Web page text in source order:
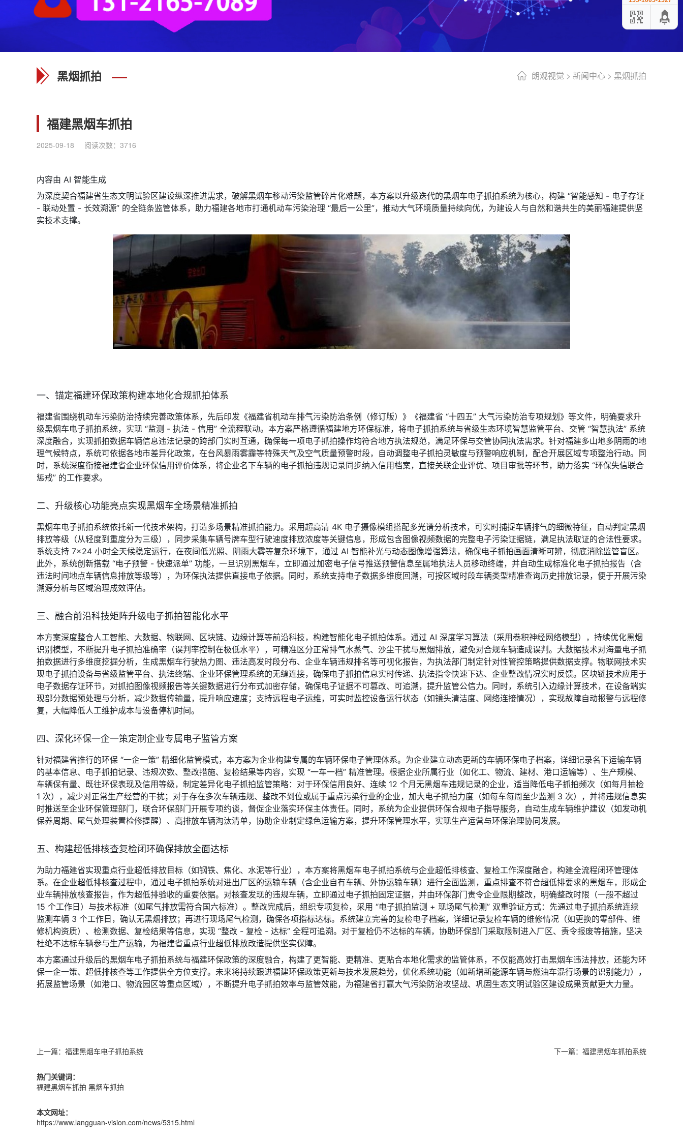
朗观视觉 > 新闻中心 > 黑烟抓拍
黑烟抓拍
福建黑烟车抓拍
2025-09-18 阅读次数： 3716
内容由 AI 智能生成
为深度契合福建省生态文明试验区建设纵深推进需求，破解黑烟车移动污染监管碎片化难题，本方案以升级迭代的黑烟车电子抓拍系统为核心，构建 “智能感知 - 电子存证
- 联动处置 - 长效溯源” 的全链条监管体系，助力福建各地市打通机动车污染治理 “最后一公里”，推动大气环境质量持续向优，为建设人与自然和谐共生的美丽福建提供坚
实技术支撑。
一、锚定福建环保政策构建本地化合规抓拍体系
福建省围绕机动车污染防治持续完善政策体系，先后印发《福建省机动车排气污染防治条例（修订版）》《福建省 “十四五” 大气污染防治专项规划》等文件，明确要求升
级黑烟车电子抓拍系统，实现 “监测 - 执法 - 信用” 全流程联动。本方案严格遵循福建地方环保标准，将电子抓拍系统与省级生态环境智慧监管平台、交管 “智慧执法” 系统
深度融合，实现抓拍数据车辆信息违法记录的跨部门实时互通，确保每一项电子抓拍操作均符合地方执法规范，满足环保与交管协同执法需求。针对福建多山地多阴雨的地
理气候特点，系统可依据各地市差异化政策，在台风暴雨雾霾等特殊天气及空气质量预警时段，自动调整电子抓拍灵敏度与预警响应机制，配合开展区域专项整治行动。同
时，系统深度衔接福建省企业环保信用评价体系，将企业名下车辆的电子抓拍违规记录同步纳入信用档案，直接关联企业评优、项目审批等环节，助力落实 “环保失信联合
惩戒” 的工作要求。
二、升级核心功能亮点实现黑烟车全场景精准抓拍
黑烟车电子抓拍系统依托新一代技术架构，打造多场景精准抓拍能力。采用超高清 4K 电子摄像模组搭配多光谱分析技术，可实时捕捉车辆排气的细微特征，自动判定黑烟
排放等级（从轻度到重度分为三级），同步采集车辆号牌车型行驶速度排放浓度等关键信息，形成包含图像视频数据的完整电子污染证据链，满足执法取证的合法性要求。
系统支持 7×24 小时全天候稳定运行，在夜间低光照、阴雨大雾等复杂环境下，通过 AI 智能补光与动态图像增强算法，确保电子抓拍画面清晰可辨，彻底消除监管盲区。
此外，系统创新搭载 “电子预警 - 快速派单” 功能，一旦识别黑烟车，立即通过加密电子信号推送预警信息至属地执法人员移动终端，并自动生成标准化电子抓拍报告（含
违法时间地点车辆信息排放等级等），为环保执法提供直接电子依据。同时，系统支持电子数据多维度回溯，可按区域时段车辆类型精准查询历史排放记录，便于开展污染
溯源分析与区域治理成效评估。
三、融合前沿科技矩阵升级电子抓拍智能化水平
本方案深度整合人工智能、大数据、物联网、区块链、边缘计算等前沿科技，构建智能化电子抓拍体系。通过 AI 深度学习算法（采用卷积神经网络模型），持续优化黑烟
识别模型，不断提升电子抓拍准确率（误判率控制在极低水平），可精准区分正常排气水蒸气、沙尘干扰与黑烟排放，避免对合规车辆造成误判。大数据技术对海量电子抓
拍数据进行多维度挖掘分析，生成黑烟车行驶热力图、违法高发时段分布、企业车辆违规排名等可视化报告，为执法部门制定针对性管控策略提供数据支撑。物联网技术实
现电子抓拍设备与省级监管平台、执法终端、企业环保管理系统的无缝连接，确保电子抓拍信息实时传递、执法指令快速下达、企业整改情况实时反馈。区块链技术应用于
电子数据存证环节，对抓拍图像视频报告等关键数据进行分布式加密存储，确保电子证据不可篡改、可追溯，提升监管公信力。同时，系统引入边缘计算技术，在设备端实
现部分数据预处理与分析，减少数据传输量，提升响应速度；支持远程电子运维，可实时监控设备运行状态（如镜头清洁度、网络连接情况），实现故障自动报警与远程修
复，大幅降低人工维护成本与设备停机时间。
四、深化环保一企一策定制企业专属电子监管方案
针对福建省推行的环保 “一企一策” 精细化监管模式，本方案为企业构建专属的车辆环保电子管理体系。为企业建立动态更新的车辆环保电子档案，详细记录名下运输车辆
的基本信息、电子抓拍记录、违规次数、整改措施、复检结果等内容，实现 “一车一档” 精准管理。根据企业所属行业（如化工、物流、建材、港口运输等）、生产规模、
车辆保有量、既往环保表现及信用等级，制定差异化电子抓拍监管策略：对于环保信用良好、连续 12 个月无黑烟车违规记录的企业，适当降低电子抓拍频次（如每月抽检
1 次），减少对正常生产经营的干扰；对于存在多次车辆违规、整改不到位或属于重点污染行业的企业，加大电子抓拍力度（如每车每周至少监测 3 次），并将违规信息实
时推送至企业环保管理部门，联合环保部门开展专项约谈，督促企业落实环保主体责任。同时，系统为企业提供环保合规电子指导服务，自动生成车辆维护建议（如发动机
保养周期、尾气处理装置检修提醒）、高排放车辆淘汰清单，协助企业制定绿色运输方案，提升环保管理水平，实现生产运营与环保治理协同发展。
五、构建超低排核查复检闭环确保排放全面达标
为助力福建省实现重点行业超低排放目标（如钢铁、焦化、水泥等行业），本方案将黑烟车电子抓拍系统与企业超低排核查、复检工作深度融合，构建全流程闭环管理体
系。在企业超低排核查过程中，通过电子抓拍系统对进出厂区的运输车辆（含企业自有车辆、外协运输车辆）进行全面监测，重点排查不符合超低排要求的黑烟车，形成企
业车辆排放核查报告，作为超低排验收的重要依据。对核查发现的违规车辆，立即通过电子抓拍固定证据，并由环保部门责令企业限期整改，明确整改时限（一般不超过
15 个工作日）与技术标准（如尾气排放需符合国六标准）。整改完成后，组织专项复检，采用 “电子抓拍监测 + 现场尾气检测” 双重验证方式：先通过电子抓拍系统连续
监测车辆 3 个工作日，确认无黑烟排放；再进行现场尾气检测，确保各项指标达标。系统建立完善的复检电子档案，详细记录复检车辆的维修情况（如更换的零部件、维
修机构资质）、检测数据、复检结果等信息，实现 “整改 - 复检 - 达标” 全程可追溯。对于复检仍不达标的车辆，协助环保部门采取限制进入厂区、责令报废等措施，坚决
杜绝不达标车辆参与生产运输，为福建省重点行业超低排放改造提供坚实保障。
本方案通过升级后的黑烟车电子抓拍系统与福建环保政策的深度融合，构建了更智能、更精准、更贴合本地化需求的监管体系，不仅能高效打击黑烟车违法排放，还能为环
保一企一策、超低排核查等工作提供全方位支撑。未来将持续跟进福建环保政策更新与技术发展趋势，优化系统功能（如新增新能源车辆与燃油车混行场景的识别能力），
拓展监管场景（如港口、物流园区等重点区域），不断提升电子抓拍效率与监管效能，为福建省打赢大气污染防治攻坚战、巩固生态文明试验区建设成果贡献更大力量。
上一篇： 福建黑烟车电子抓拍系统 下一篇： 福建黑烟车抓拍系统
热门关键词：
福建黑烟车抓拍 黑烟车抓拍
本文网址：
https://www.langguan-vision.com/news/5315.html